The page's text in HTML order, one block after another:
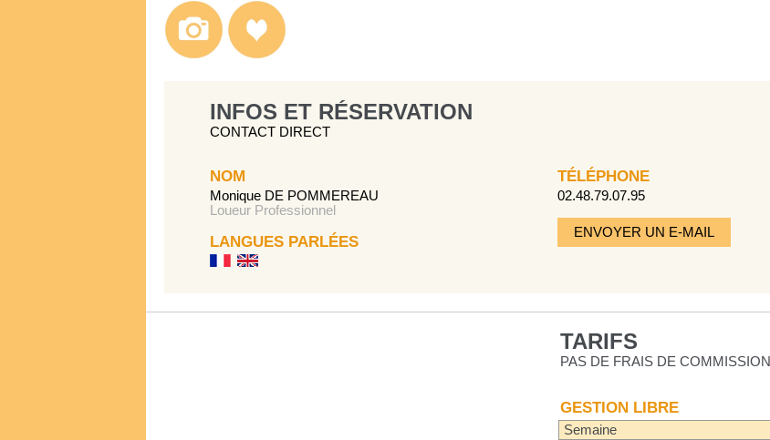
INFOS ET RÉSERVATION
CONTACT DIRECT
NOM
Monique DE POMMEREAU
Loueur Professionnel
LANGUES PARLÉES
TÉLÉPHONE
02.48.79.07.95
ENVOYER UN E-MAIL
TARIFS
PAS DE FRAIS DE COMMISSION
GESTION LIBRE
Semaine